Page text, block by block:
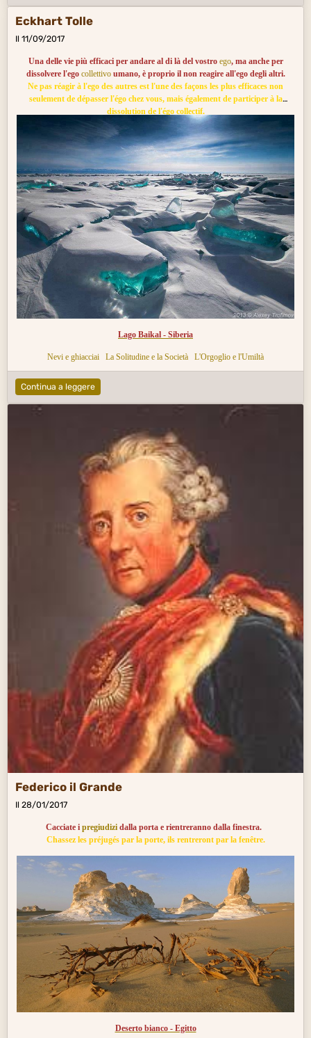
Eckhart Tolle
Il 11/09/2017
Una delle vie più efficaci per andare al di là del vostro ego, ma anche per
dissolvere l'ego collettivoumano, è proprio il non reagire all'ego degli altri.
Ne pas réagir à l'ego des autres est l'une des façons les plus efficaces non
seulement de dépasser l'égo chez vous, mais également de participer à la
dissolution de l'égo collectif.
Lago Baikal - Siberia
Nevi e ghiacciai La Solitudine e la Società L'Orgoglio e l'Umiltà
Continua a leggere
Federico il Grande
Il 28/01/2017
Cacciate i pregiudizidalla porta e rientreranno dalla finestra.
Chassez les préjugés par la porte, ils rentreront par la fenêtre.
Deserto bianco - Egitto